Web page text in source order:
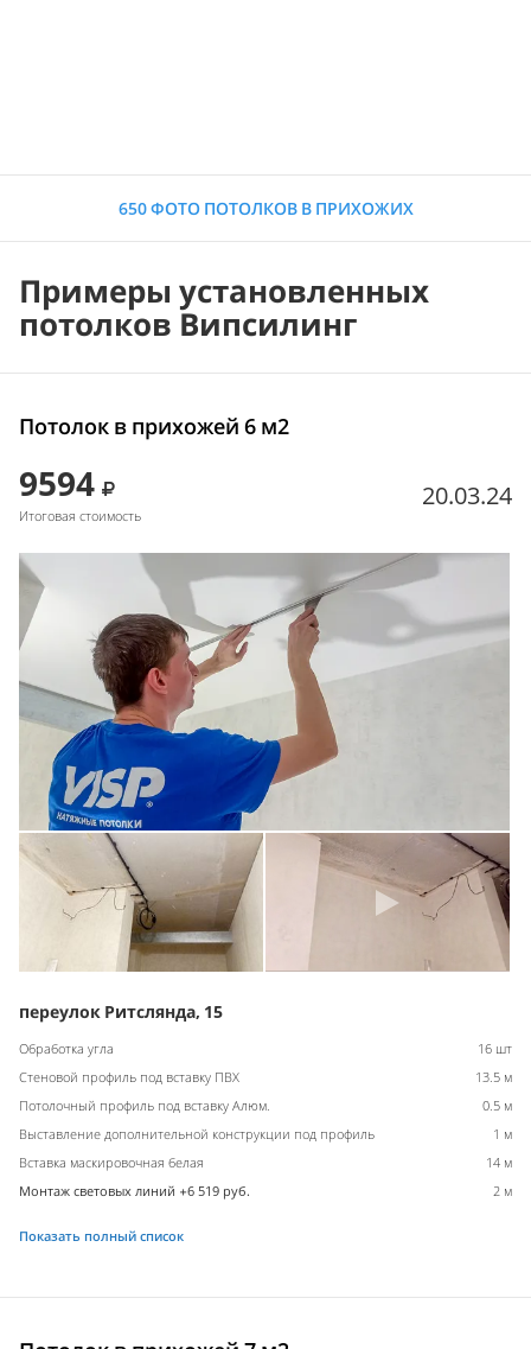
650 ФОТО ПОТОЛКОВ В ПРИХОЖИХ
Примеры установленных
потолков Випсилинг
Потолок в прихожей 6 м2
9594
Итоговая стоимость
20.03.24
переулок Ритслянда, 15
Обработка угла
16 шт
Стеновой профиль под вставку ПВХ
13.5 м
Потолочный профиль под вставку Алюм.
0.5 м
Выставление дополнительной конструкции под профиль
1 м
Вставка маскировочная белая
14 м
Монтаж световых линий +6 519 руб.
2 м
Показать полный список